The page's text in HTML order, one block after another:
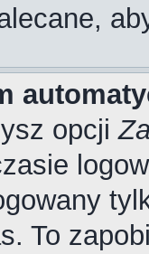
opcji
To